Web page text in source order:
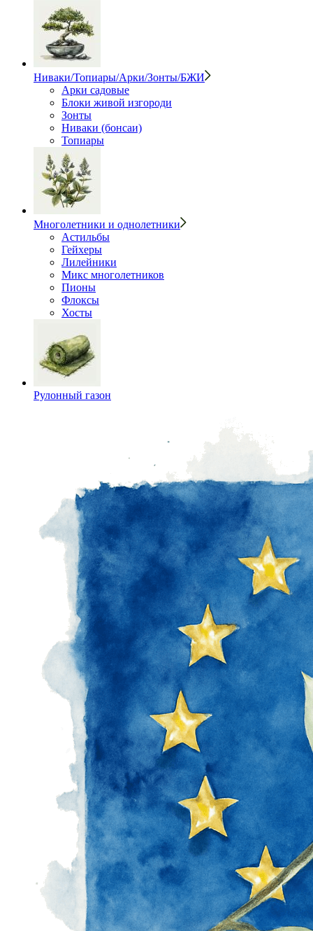
Ниваки/Топиары/Арки/Зонты/БЖИ
Арки садовые
Блоки живой изгороди
Зонты
Ниваки (бонсаи)
Топиары
Многолетники и однолетники
Астильбы
Гейхеры
Лилейники
Микс многолетников
Пионы
Флоксы
Хосты
Рулонный газон